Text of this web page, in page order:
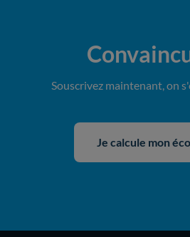
Souscrivez maintenant, on
Je calcule mon